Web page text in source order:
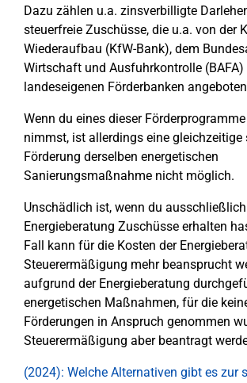
Dazu zählen u.a. zinsverbilligte
steuerfreie Zuschüsse, die u.a. von der
Wiederaufbau (KfW-Bank), dem
Wirtschaft und Ausfuhrkontrolle (BAFA)
landeseigenen Förderbanken
Wenn du eines dieser
nimmst, ist allerdings eine gleichzeitige
Förderung derselben energetischen
Sanierungsmaßnahme nicht möglich.
Unschädlich ist, wenn du
Energieberatung Zuschüsse erhalten
Fall kann für die Kosten der
Steuerermäßigung mehr beansprucht
aufgrund der Energieberatung
energetischen Maßnahmen, für die
Förderungen in Anspruch genommen
Steuerermäßigung aber beantragt
(2024): Welche Alternativen gibt es zur